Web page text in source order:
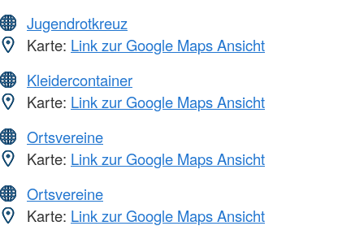
Jugendrotkreuz
Karte: Link zur Google Maps Ansicht
Kleidercontainer
Karte: Link zur Google Maps Ansicht
Ortsvereine
Karte: Link zur Google Maps Ansicht
Ortsvereine
Karte: Link zur Google Maps Ansicht